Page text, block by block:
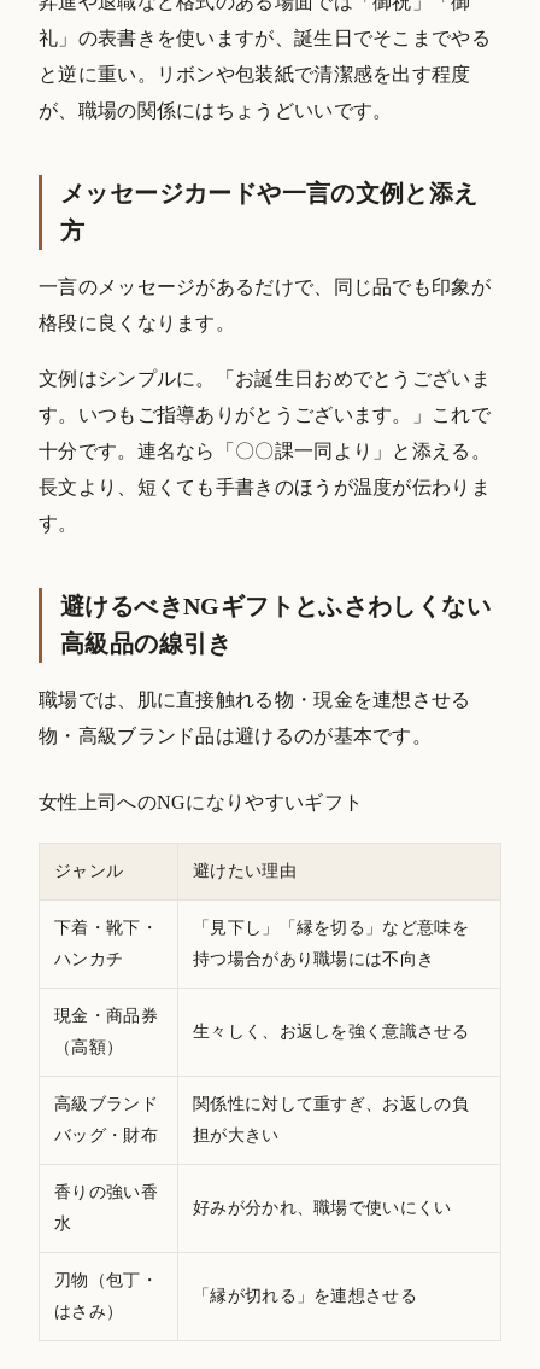
礼」の表書きを使いますが、誕生日でそこまでやる
と逆に重い。リボンや包装紙で清潔感を出す程度
が、職場の関係にはちょうどいいです。
メッセージカードや一言の文例と添え
方
一言のメッセージがあるだけで、同じ品でも印象が
格段に良くなります。
文例はシンプルに。「お誕生日おめでとうございま
す。いつもご指導ありがとうございます。」これで
十分です。連名なら「〇〇課一同より」と添える。
長文より、短くても手書きのほうが温度が伝わりま
す。
避けるべきNGギフトとふさわしくない
高級品の線引き
職場では、肌に直接触れる物・現金を連想させる
物・高級ブランド品は避けるのが基本です。
女性上司へのNGになりやすいギフト
ジャンル 避けたい理由
下着・靴下・
ハンカチ
「見下し」「縁を切る」など意味を
持つ場合があり職場には不向き
現金・商品券
（高額）
生々しく、お返しを強く意識させる
高級ブランド
バッグ・財布
関係性に対して重すぎ、お返しの負
担が大きい
香りの強い香
水
好みが分かれ、職場で使いにくい
刃物（包丁・
はさみ）
「縁が切れる」を連想させる